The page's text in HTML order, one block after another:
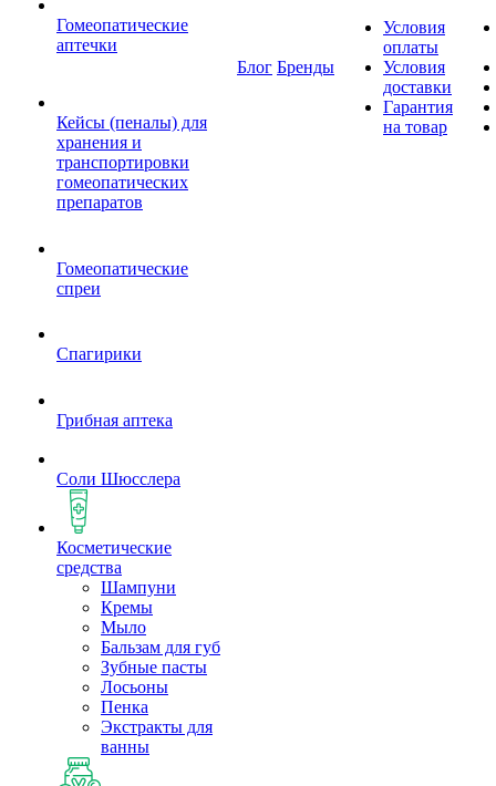
Гомеопатические
аптечки
Кейсы (пеналы) для
хранения и
транспортировки
гомеопатических
препаратов
Гомеопатические
спреи
Спагирики
Грибная аптека
Соли Шюсслера
Косметические
средства
Шампуни
Кремы
Мыло
Бальзам для губ
Зубные пасты
Лосьоны
Пенка
Экстракты для
ванны
Блог Бренды
Условия
оплаты
Условия
доставки
Гарантия
на товар